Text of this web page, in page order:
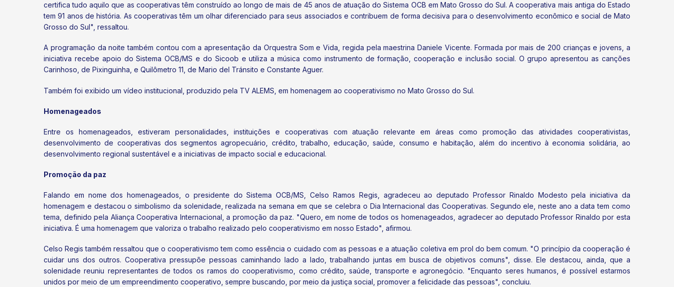
certifica tudo aquilo que as cooperativas têm construído ao longo de mais de 45 anos de atuação do Sistema OCB em Mato Grosso do Sul. A cooperativa mais antiga do Estado
tem 91 anos de história. As cooperativas têm um olhar diferenciado para seus associados e contribuem de forma decisiva para o desenvolvimento econômico e social de Mato
Grosso do Sul", ressaltou.
A programação da noite também contou com a apresentação da Orquestra Som e Vida, regida pela maestrina Daniele Vicente. Formada por mais de 200 crianças e jovens, a
iniciativa recebe apoio do Sistema OCB/MS e do Sicoob e utiliza a música como instrumento de formação, cooperação e inclusão social. O grupo apresentou as canções
Carinhoso, de Pixinguinha, e Quilômetro 11, de Mario del Tránsito e Constante Aguer.
Também foi exibido um vídeo institucional, produzido pela TV ALEMS, em homenagem ao cooperativismo no Mato Grosso do Sul.
Homenageados
Entre os homenageados, estiveram personalidades, instituições e cooperativas com atuação relevante em áreas como promoção das atividades cooperativistas,
desenvolvimento de cooperativas dos segmentos agropecuário, crédito, trabalho, educação, saúde, consumo e habitação, além do incentivo à economia solidária, ao
desenvolvimento regional sustentável e a iniciativas de impacto social e educacional.
Promoção da paz
Falando em nome dos homenageados, o presidente do Sistema OCB/MS, Celso Ramos Regis, agradeceu ao deputado Professor Rinaldo Modesto pela iniciativa da
homenagem e destacou o simbolismo da solenidade, realizada na semana em que se celebra o Dia Internacional das Cooperativas. Segundo ele, neste ano a data tem como
tema, definido pela Aliança Cooperativa Internacional, a promoção da paz. "Quero, em nome de todos os homenageados, agradecer ao deputado Professor Rinaldo por esta
iniciativa. É uma homenagem que valoriza o trabalho realizado pelo cooperativismo em nosso Estado", afirmou.
Celso Regis também ressaltou que o cooperativismo tem como essência o cuidado com as pessoas e a atuação coletiva em prol do bem comum. "O princípio da cooperação é
cuidar uns dos outros. Cooperativa pressupõe pessoas caminhando lado a lado, trabalhando juntas em busca de objetivos comuns", disse. Ele destacou, ainda, que a
solenidade reuniu representantes de todos os ramos do cooperativismo, como crédito, saúde, transporte e agronegócio. "Enquanto seres humanos, é possível estarmos
unidos por meio de um empreendimento cooperativo, sempre buscando, por meio da justiça social, promover a felicidade das pessoas", concluiu.